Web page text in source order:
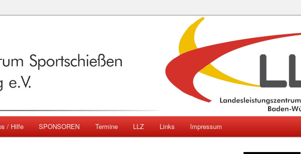
Sportschießen
e.V.
/ Hilfe SPONSOREN Termine LLZ Links Impressum